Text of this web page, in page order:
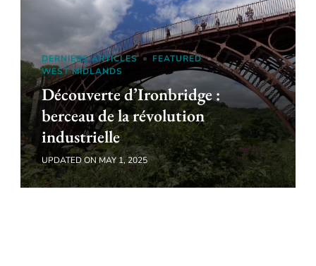
DERNIERS ARTICLES
FEATURED
WEST MIDLANDS
Découverte d’Ironbridge :
berceau de la révolution
industrielle
UPDATED ONMAY 1, 2025